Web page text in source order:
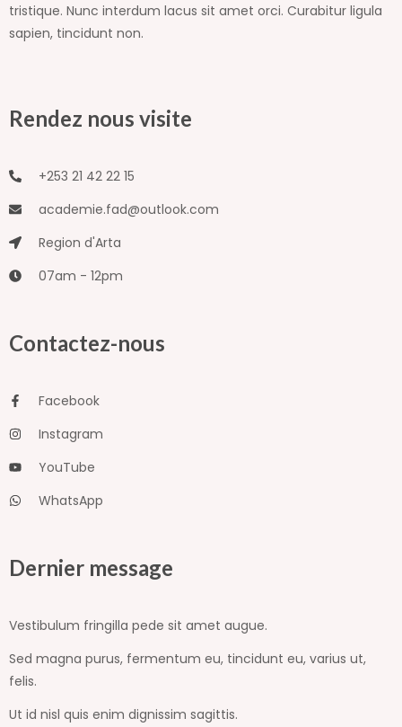
tristique. Nunc interdum lacus sit amet orci. Curabitur ligula
sapien, tincidunt non.
Rendez nous visite
+253 21 42 22 15
academie.fad@outlook.com
Region d'Arta
07am - 12pm
Contactez-nous
Facebook
Instagram
YouTube
WhatsApp
Dernier message
Vestibulum fringilla pede sit amet augue.
Sed magna purus, fermentum eu, tincidunt eu, varius ut,
felis.
Ut id nisl quis enim dignissim sagittis.